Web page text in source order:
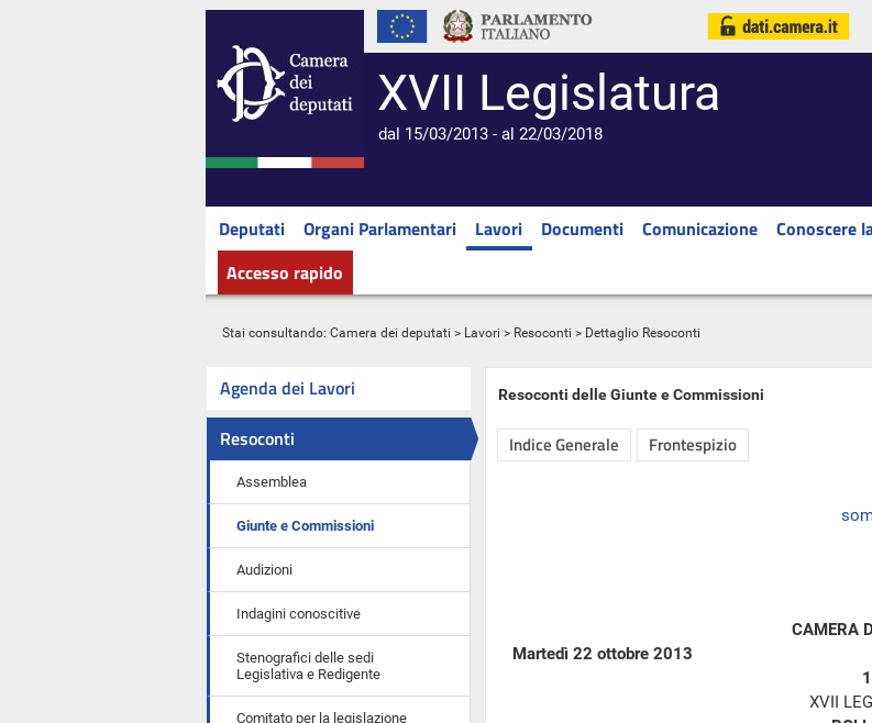
XVII Legislatura
dal 15/03/2013 - al 22/03/2018
Deputati Organi Parlamentari Lavori Documenti Comunicazione Conoscere
Accesso rapido
Stai consultando: Camera dei deputati > Lavori > Resoconti > Dettaglio Resoconti
Agenda dei Lavori
Resoconti
Assemblea
Giunte e Commissioni
Audizioni
Indagini conoscitive
Stenografici delle sedi
Legislativa e Redigente
Comitato per la legislazione
Resoconti delle Giunte e Commissioni
Indice Generale Frontespizio
CAMERA
Martedì 22 ottobre 2013
XVII